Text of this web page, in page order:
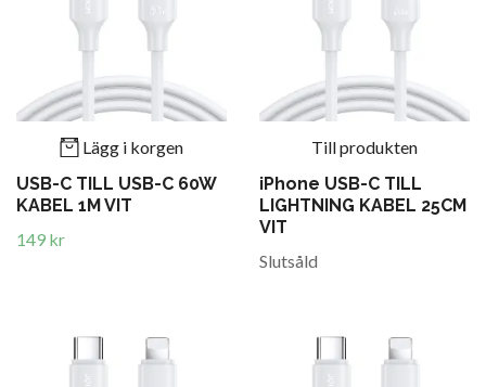
Lägg i korgen
USB-C TILL USB-C 60W
KABEL 1M VIT
149 kr
Till produkten
iPhone USB-C TILL
LIGHTNING KABEL 25CM
VIT
Slutsåld